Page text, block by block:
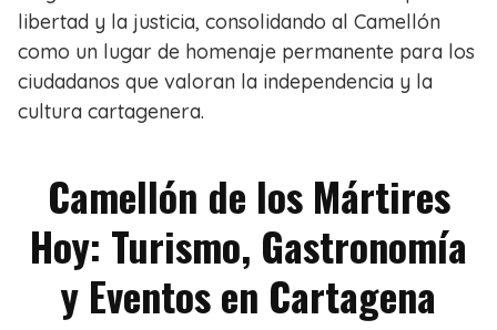
libertad y la justicia, consolidando al Camellón
como un lugar de homenaje permanente para los
ciudadanos que valoran la independencia y la
cultura cartagenera.
Camellón de los Mártires
Hoy: Turismo, Gastronomía
y Eventos en Cartagena